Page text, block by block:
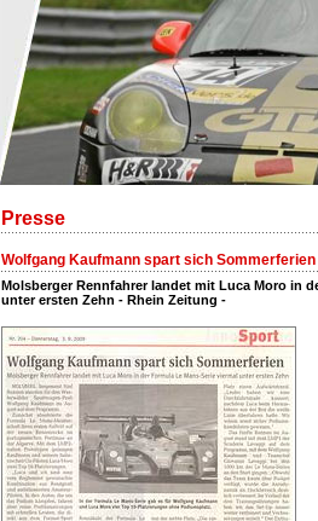
Presse
Wolfgang Kaufmann spart sich Sommerferien
Molsberger Rennfahrer landet mit Luca Moro in
unter ersten Zehn - Rhein Zeitung -